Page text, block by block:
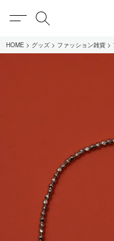
MENU
全てのアイテム
セール
全てのブランド
HOME グッズ ファッション雑貨